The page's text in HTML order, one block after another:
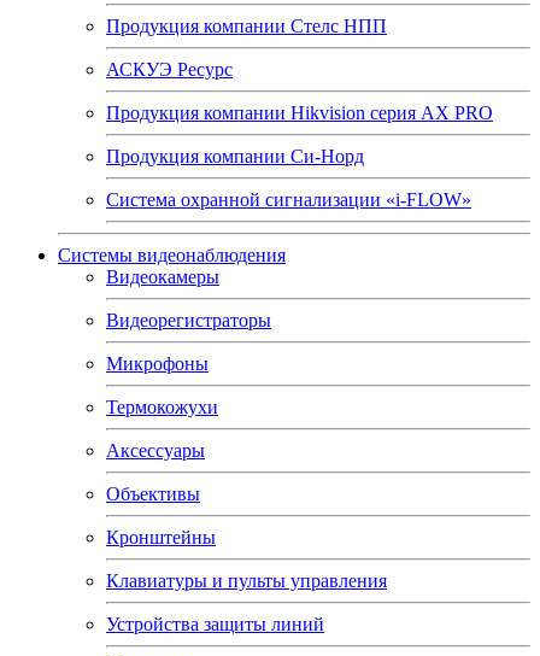
Продукция компании Стелс НПП
АСКУЭ Ресурс
Продукция компании Hikvision серия AX PRO
Продукция компании Си-Норд
Система охранной сигнализации «i-FLOW»
Системы видеонаблюдения
Видеокамеры
Видеорегистраторы
Микрофоны
Термокожухи
Аксессуары
Объективы
Кронштейны
Клавиатуры и пульты управления
Устройства защиты линий